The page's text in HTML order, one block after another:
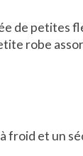
de
robe
et un